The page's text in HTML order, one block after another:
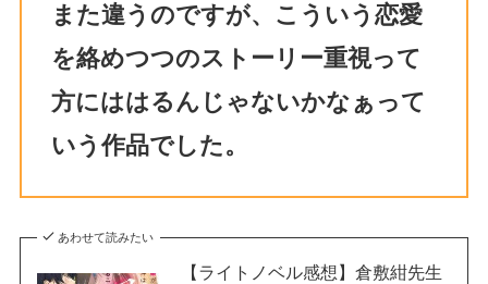
また違うのですが、こういう恋愛
を絡めつつのストーリー重視って
方にははるんじゃないかなぁって
いう作品でした。
あわせて読みたい
【ライトノベル感想】倉敷紺先生